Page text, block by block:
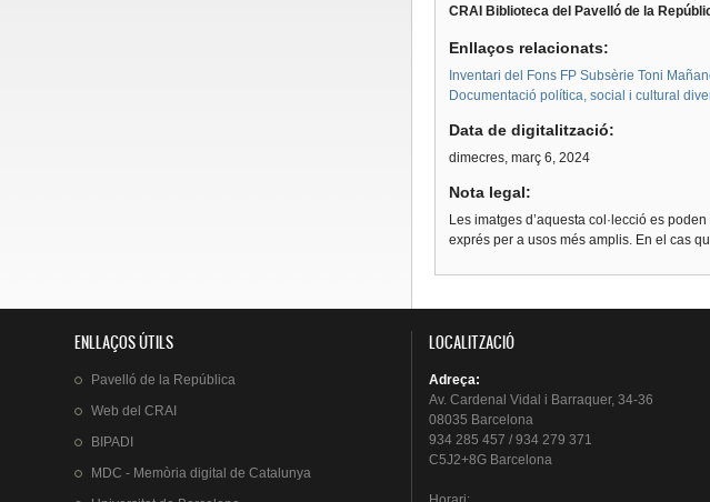
CRAI Biblioteca del Pavelló de la
Enllaços relacionats:
Inventari del Fons FP Subsèrie Toni
Documentació política, social i cultural
Data de digitalització:
dimecres, març 6, 2024
Nota legal:
Les imatges d’aquesta col·lecció es
exprés per a usos més amplis. En el cas
ENLLAÇOS ÚTILS
Pavelló de la República
Web delCRAI
BIPADI
MDC - Memòria digital de Catalunya
LOCALITZACIÓ
Adreça:
Av. Cardenal Vidal i Barraquer, 34-36
08035 Barcelona
934 285 457 / 934 279 371
C5J2+8G Barcelona